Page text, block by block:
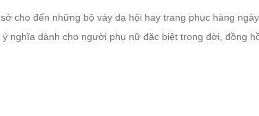
cho đến những bộ váy dạ hội hay trang phục hàng
nghĩa dành cho người phụ nữ đặc biệt trong đời, đồng